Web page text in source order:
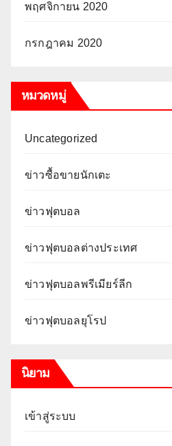
พฤศจิกายน 2020
กรกฎาคม 2020
หมวดหมู่
Uncategorized
ข่าวซื้อขายนักเตะ
ข่าวฟุตบอล
ข่าวฟุตบอลต่างประเทศ
ข่าวฟุตบอลพรีเมียร์ลีก
ข่าวฟุตบอลยุโรป
นิยาม
เข้าสู่ระบบ